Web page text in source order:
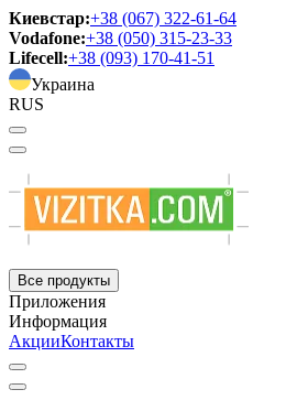
Киевстар:+38 (067) 322-61-64
Vodafone:+38 (050) 315-23-33
Lifecell:+38 (093) 170-41-51
Украина
RUS
Все продукты
Приложения
Информация
АкцииКонтакты